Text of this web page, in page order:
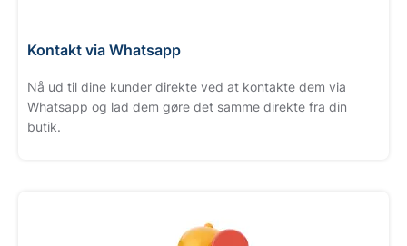
Kontakt via Whatsapp
Nå ud til dine kunder direkte ved at kontakte dem via
Whatsapp og lad dem gøre det samme direkte fra din
butik.